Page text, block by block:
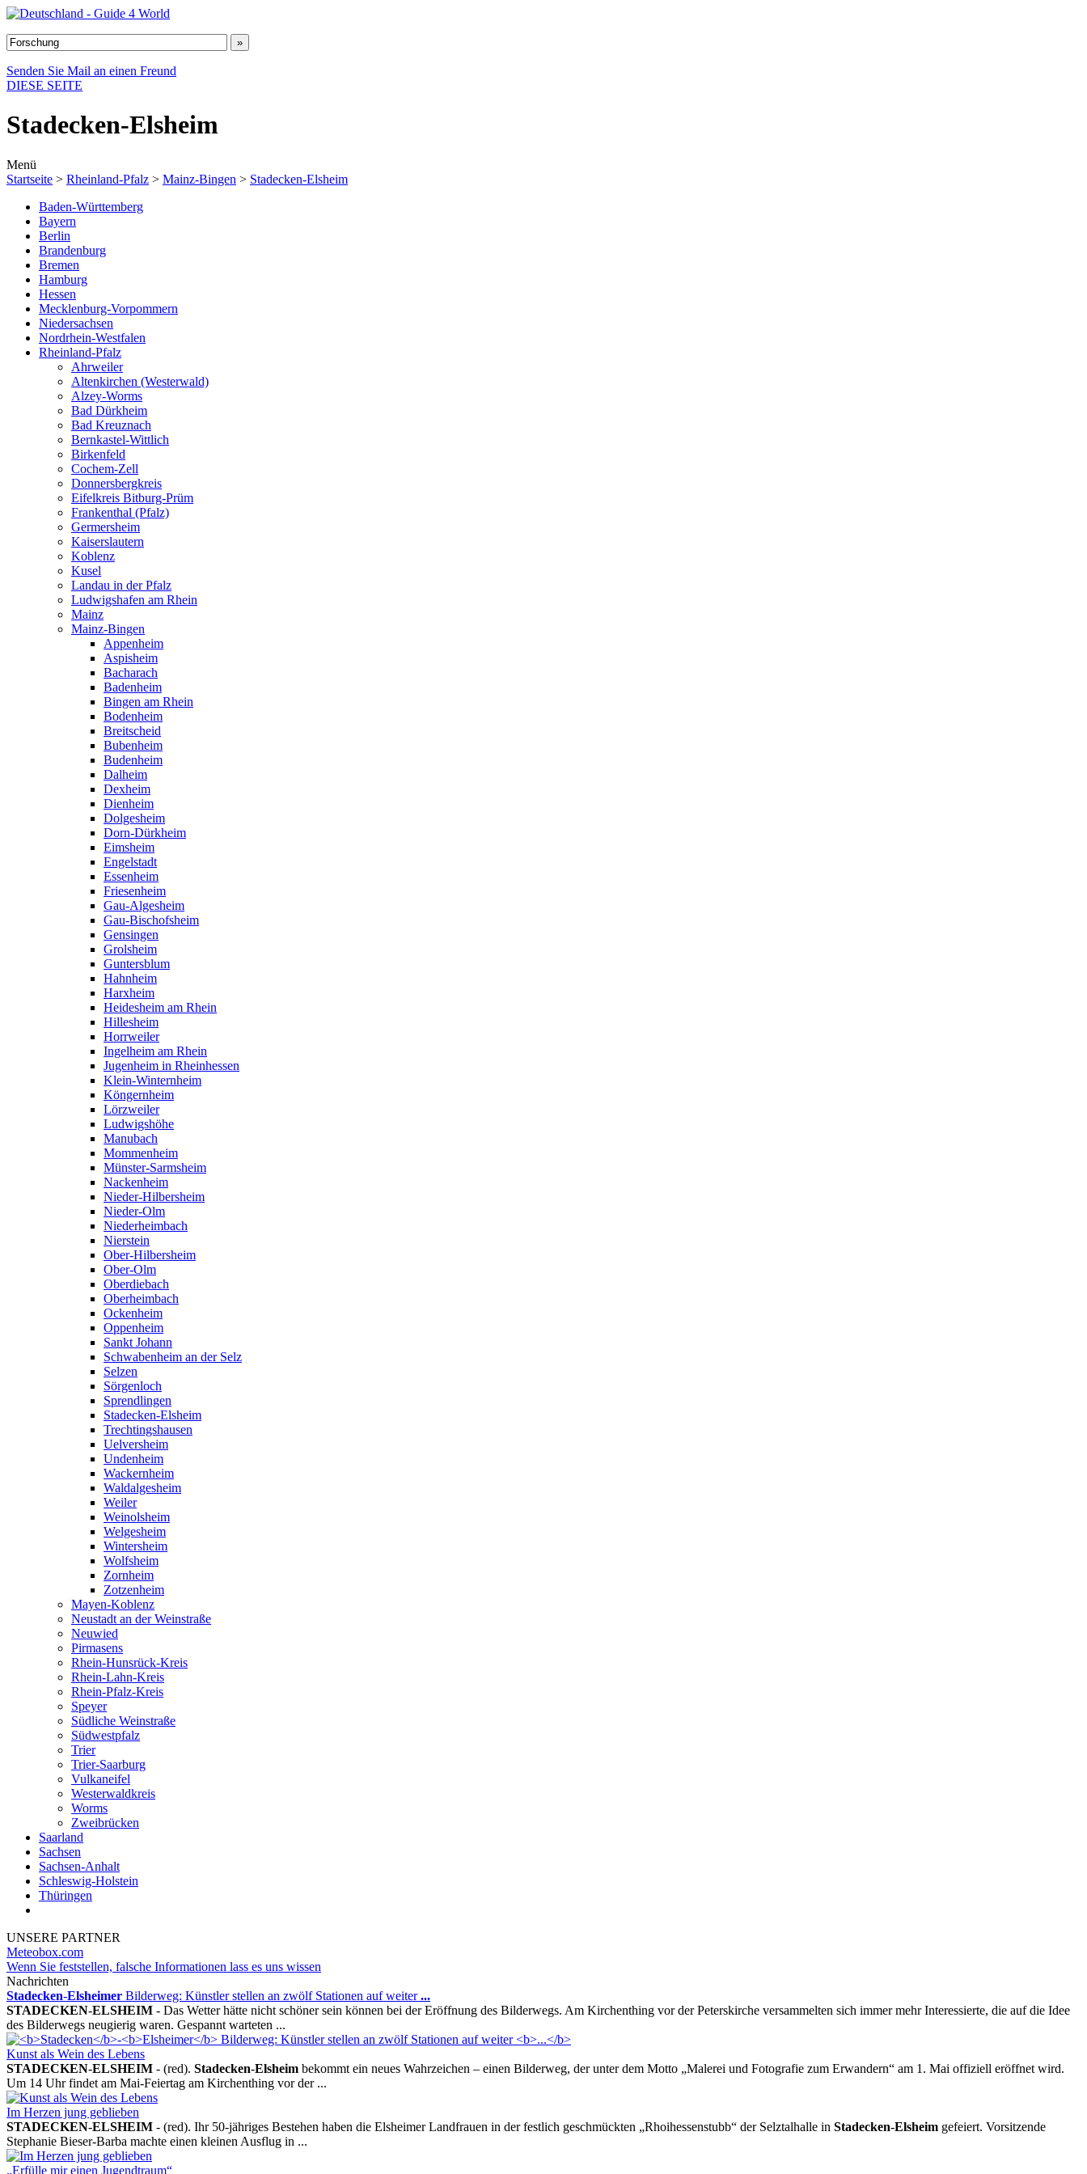
Senden Sie Mail an einen Freund
DIESE SEITE
Stadecken-Elsheim
Menü
Startseite > Rheinland-Pfalz > Mainz-Bingen > Stadecken-Elsheim
Baden-Württemberg
Bayern
Berlin
Brandenburg
Bremen
Hamburg
Hessen
Mecklenburg-Vorpommern
Niedersachsen
Nordrhein-Westfalen
Rheinland-Pfalz
Ahrweiler
Altenkirchen (Westerwald)
Alzey-Worms
Bad Dürkheim
Bad Kreuznach
Bernkastel-Wittlich
Birkenfeld
Cochem-Zell
Donnersbergkreis
Eifelkreis Bitburg-Prüm
Frankenthal (Pfalz)
Germersheim
Kaiserslautern
Koblenz
Kusel
Landau in der Pfalz
Ludwigshafen am Rhein
Mainz
Mainz-Bingen
Appenheim
Aspisheim
Bacharach
Badenheim
Bingen am Rhein
Bodenheim
Breitscheid
Bubenheim
Budenheim
Dalheim
Dexheim
Dienheim
Dolgesheim
Dorn-Dürkheim
Eimsheim
Engelstadt
Essenheim
Friesenheim
Gau-Algesheim
Gau-Bischofsheim
Gensingen
Grolsheim
Guntersblum
Hahnheim
Harxheim
Heidesheim am Rhein
Hillesheim
Horrweiler
Ingelheim am Rhein
Jugenheim in Rheinhessen
Klein-Winternheim
Köngernheim
Lörzweiler
Ludwigshöhe
Manubach
Mommenheim
Münster-Sarmsheim
Nackenheim
Nieder-Hilbersheim
Nieder-Olm
Niederheimbach
Nierstein
Ober-Hilbersheim
Ober-Olm
Oberdiebach
Oberheimbach
Ockenheim
Oppenheim
Sankt Johann
Schwabenheim an der Selz
Selzen
Sörgenloch
Sprendlingen
Stadecken-Elsheim
Trechtingshausen
Uelversheim
Undenheim
Wackernheim
Waldalgesheim
Weiler
Weinolsheim
Welgesheim
Wintersheim
Wolfsheim
Zornheim
Zotzenheim
Mayen-Koblenz
Neustadt an der Weinstraße
Neuwied
Pirmasens
Rhein-Hunsrück-Kreis
Rhein-Lahn-Kreis
Rhein-Pfalz-Kreis
Speyer
Südliche Weinstraße
Südwestpfalz
Trier
Trier-Saarburg
Vulkaneifel
Westerwaldkreis
Worms
Zweibrücken
Saarland
Sachsen
Sachsen-Anhalt
Schleswig-Holstein
Thüringen
UNSERE PARTNER
Meteobox.com
Wenn Sie feststellen, falsche Informationen lass es uns wissen
Nachrichten
Stadecken-Elsheimer Bilderweg: Künstler stellen an zwölf Stationen auf weiter...
STADECKEN-ELSHEIM - Das Wetter hätte nicht schöner sein können bei der Eröffnung des Bilderwegs. Am Kirchenthing vor der Peterskirche versammelten sich immer mehr Interessierte, die auf die Idee
des Bilderwegs neugierig waren. Gespannt warteten ...
Kunst als Wein des Lebens
STADECKEN-ELSHEIM - (red). Stadecken-Elsheim bekommt ein neues Wahrzeichen – einen Bilderweg, der unter dem Motto „Malerei und Fotografie zum Erwandern“ am 1. Mai offiziell eröffnet wird.
Um 14 Uhr findet am Mai-Feiertag am Kirchenthing vor der ...
Im Herzen jung geblieben
STADECKEN-ELSHEIM - (red). Ihr 50-jähriges Bestehen haben die Elsheimer Landfrauen in der festlich geschmückten „Rhoihessenstubb“ der Selztalhalle in Stadecken-Elsheim gefeiert. Vorsitzende
Stephanie Bieser-Barba machte einen kleinen Ausflug in ...
„Erfülle mir einen Jugendtraum“